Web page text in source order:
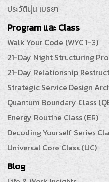
ประวัตินุ่น เมธยา
Program และ Class
Walk Your Code (WYC 1-3)
21-Day Night Structuring
21-Day Relationship
Strategic Service Design
Quantum Boundary Class
Energy Routine Class (ER)
Decoding Yourself Series
Universal Core Class (UC)
Blog